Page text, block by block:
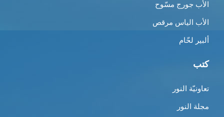
الأب جورج مسّوح
الأب الياس مرقص
ألبير لحّام
كتب
تعاونيّة النور
مجلة النور